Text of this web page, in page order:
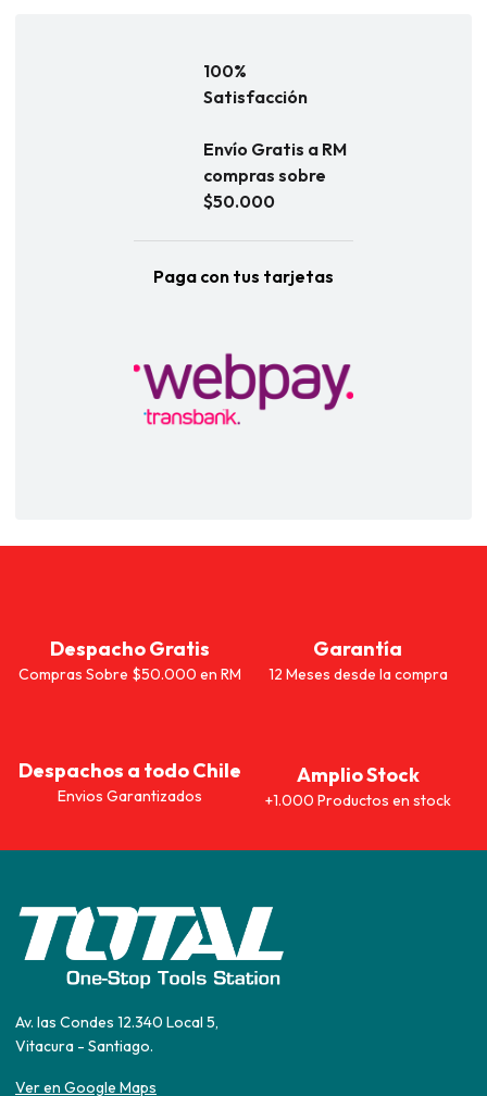
100%
Satisfacción
Envío Gratis a RM
compras sobre
$50.000
Paga con tus tarjetas
Despacho Gratis
Compras Sobre $50.000 en RM
Garantía
12 Meses desde la compra
Despachos a todo Chile
Envios Garantizados
Amplio Stock
+1.000 Productos en stock
Av. las Condes 12.340 Local 5,
Vitacura - Santiago.
Ver en Google Maps